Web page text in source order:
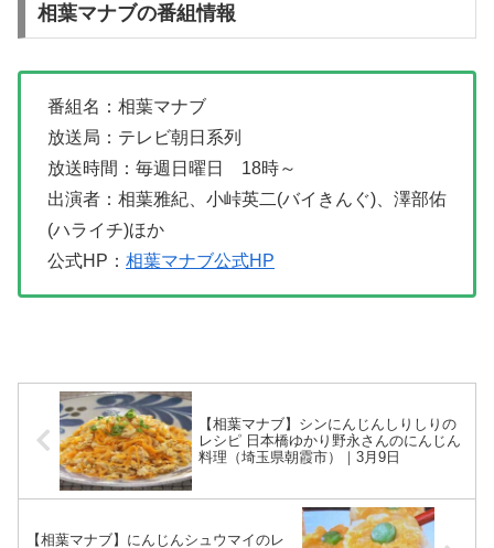
相葉マナブの番組情報
番組名：相葉マナブ
放送局：テレビ朝日系列
放送時間：毎週日曜日 18時～
出演者：相葉雅紀、小峠英二(バイきんぐ)、澤部佑
(ハライチ)ほか
公式HP： 相葉マナブ公式HP
【相葉マナブ】シンにんじんしりしりの
レシピ 日本橋ゆかり野永さんのにんじん
料理（埼玉県朝霞市）｜3月9日
【相葉マナブ】にんじんシュウマイのレ